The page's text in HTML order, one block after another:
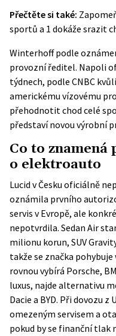
Přečtěte si také:
sportů a 1 dokáže srazit
Winterhoff podle
provozní ředitel. Napoli
týdnech, podle CNBC
americkému vízovému
přehodnotit chod celé
představí novou výrobní
Co to znamená
o elektroauto
Lucid v Česku oficiálně
oznámila prvního
servis v Evropě, ale
nepotvrdila. Sedan Air
milionu korun, SUV
takže se značka pohybuje
rovnou vybírá Porsche,
luxus, najde alternativu
Dacie a BYD. Při dovozu z
omezeným servisem a
pokud by se finanční tlak